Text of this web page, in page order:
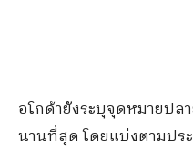
อโกด้ายังระบุจุดหมายปล
นานที่สุด โดยแบ่งตามปร